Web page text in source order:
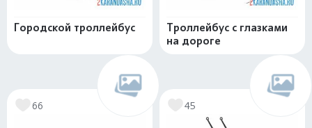
Городской троллейбус
Троллейбус с глазками
на дороге
66 45